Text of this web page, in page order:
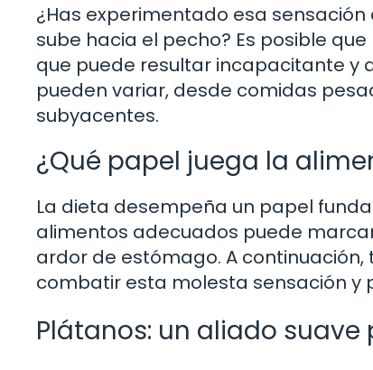
¿Has experimentado esa
sube hacia el pecho? Es posible
que puede resultar incapacitante y
pueden variar, desde comidas
subyacentes.
¿Qué papel juega la
La dieta desempeña un papel
alimentos adecuados puede
ardor de estómago. A
combatir esta molesta sensación y
Plátanos: un aliado